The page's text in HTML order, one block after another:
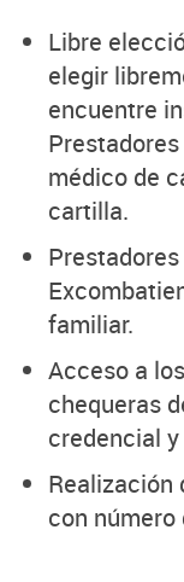
Libre
elegir
encuentre
médico de
cartilla.
familiar.
Acceso a
chequeras
credencial y
Realización
con